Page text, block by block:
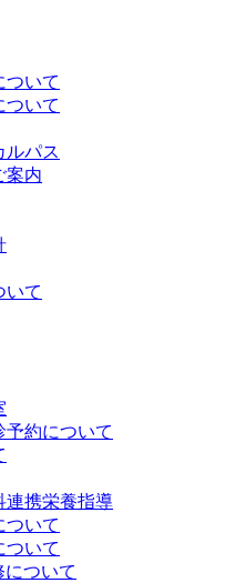
ついて
ついて
ルパス
案内
いて
予約について
連携栄養指導
ついて
ついて
ついて